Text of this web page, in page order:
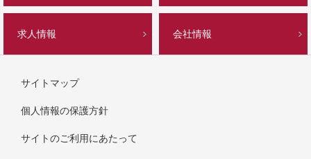
求人情報 会社情報
サイトマップ
個人情報の保護方針
サイトのご利用にあたって